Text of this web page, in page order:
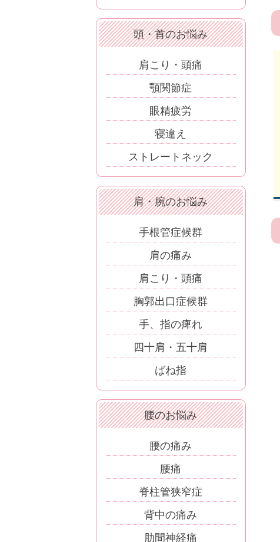
頭・首のお悩み
肩こり・頭痛
顎関節症
眼精疲労
寝違え
ストレートネック
肩・腕のお悩み
手根管症候群
肩の痛み
肩こり・頭痛
胸郭出口症候群
手、指の痺れ
四十肩・五十肩
ばね指
腰のお悩み
腰の痛み
腰痛
脊柱管狭窄症
背中の痛み
肋間神経痛